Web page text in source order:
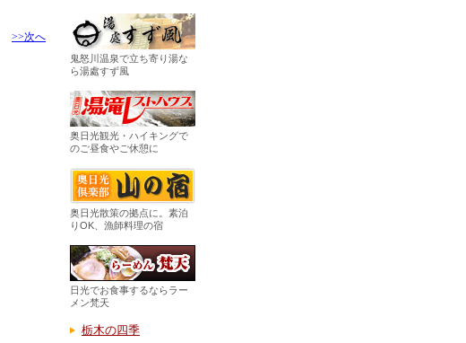
>>次へ
鬼怒川温泉で立ち寄り湯な
ら湯處すず風
奥日光観光・ハイキングで
のご昼食やご休憩に
奥日光散策の拠点に。素泊
りOK、漁師料理の宿
日光でお食事するならラー
メン梵天
栃木の四季